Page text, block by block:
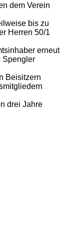
dem Verein
bis zu
Herren 50/1
erneut
Spengler
Beisitzern
drei Jahre